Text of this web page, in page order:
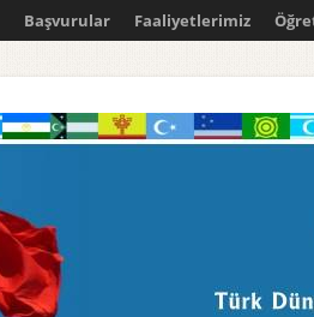
Başvurular Faaliyetlerimiz